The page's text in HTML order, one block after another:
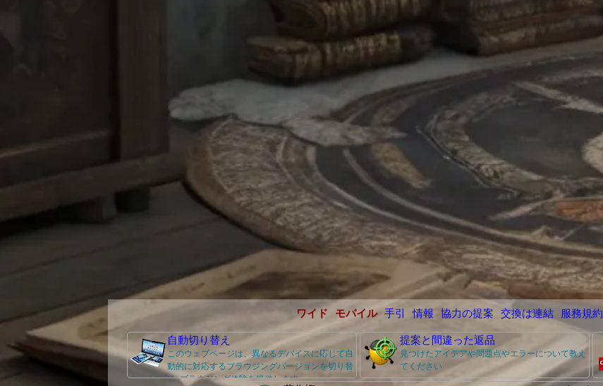
ワイド モバイル 手引 情報 協力の提案 交換は連結 服務規約
自動切り替え
このウェブページは、異なるデバイスに応じて自
動的に対応するブラウジングバージョンを切り替
え、より良いブラウジング体験を提供します。
提案と間違った返品
見つけたアイデアや問題点やエラーについて教え
てください